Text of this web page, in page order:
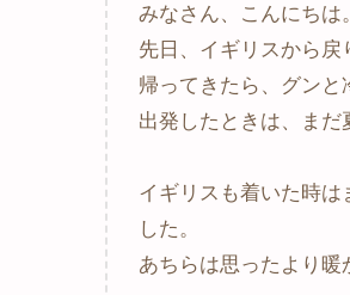
みなさん、こんにちは。
先日、イギリスから戻
帰ってきたら、グンと
出発したときは、まだ
イギリスも着いた時は
した。
あちらは思ったより暖